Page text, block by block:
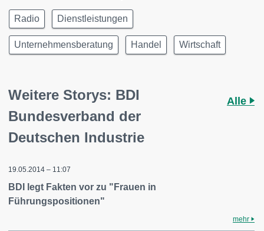
Radio Dienstleistungen
Unternehmensberatung Handel Wirtschaft
Weitere Storys: BDI
Bundesverband der
Deutschen Industrie
Alle
19.05.2014 – 11:07
BDI legt Fakten vor zu "Frauen in
Führungspositionen"
mehr